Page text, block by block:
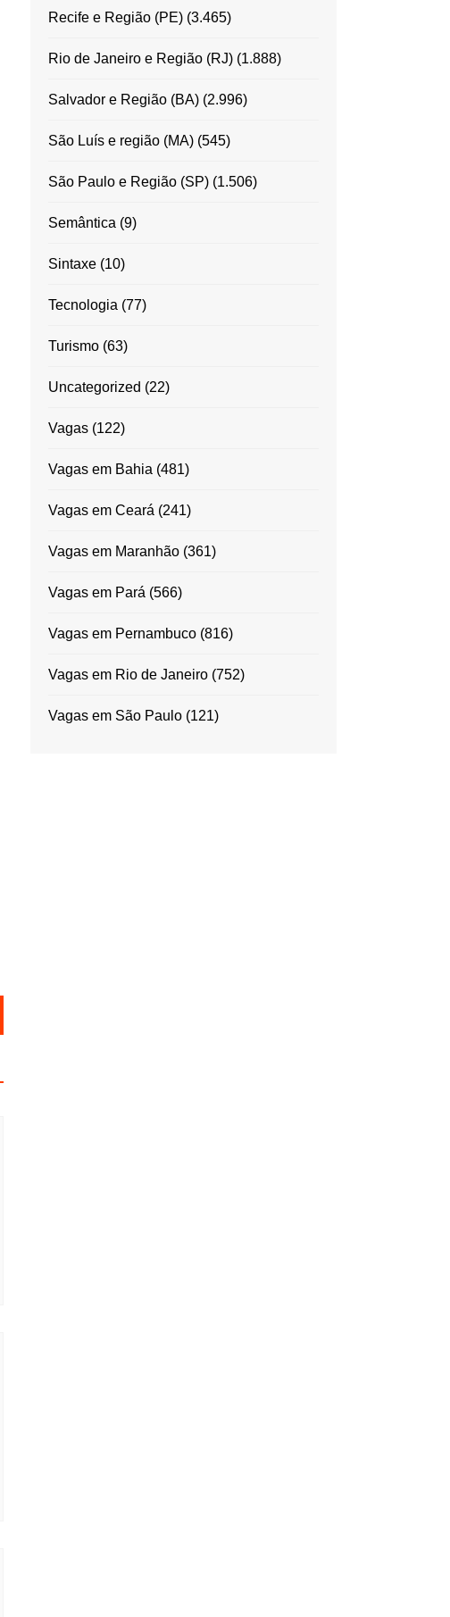
Recife e Região (PE)(3.465)
Rio de Janeiro e Região (RJ)(1.888)
Salvador e Região (BA)(2.996)
São Luís e região (MA)(545)
São Paulo e Região (SP)(1.506)
Semântica (9)
Sintaxe(10)
Tecnologia (77)
Turismo(63)
Uncategorized (22)
Vagas(122)
Vagas em Bahia (481)
Vagas em Ceará (241)
Vagas em Maranhão(361)
Vagas em Pará (566)
Vagas em Pernambuco(816)
Vagas em Rio de Janeiro(752)
Vagas em São Paulo(121)